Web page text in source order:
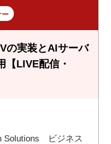
ー
の実装とAIサーバ
【LIVE配信・
Solutions ビジネス